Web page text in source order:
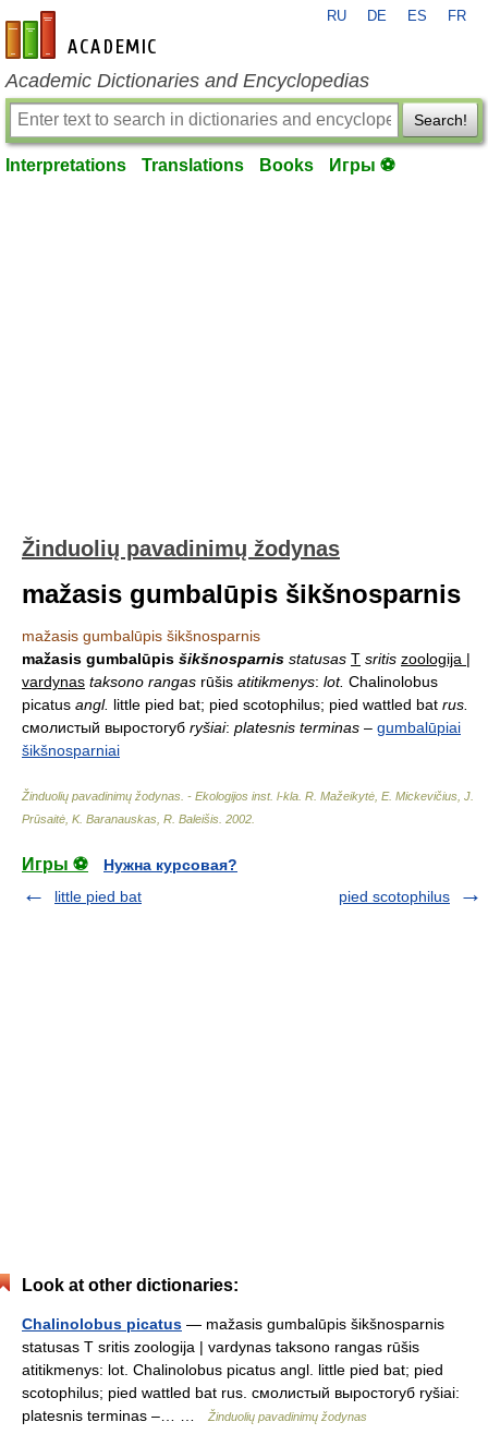
en-academic.com
RU DE ES FR
Academic Dictionaries and Encyclopedias
Search!
Interpretations Translations Books Игры ⚽
Žinduolių pavadinimų žodynas
mažasis gumbalūpis šikšnosparnis
mažasis gumbalūpis šikšnosparnis
mažasis gumbalūpis šikšnosparnis statusas T sritis zoologija |
vardynas taksono rangas rūšis atitikmenys: lot. Chalinolobus
picatus angl. little pied bat; pied scotophilus; pied wattled bat rus.
смолистый выростогуб ryšiai: platesnis terminas – gumbalūpiai
šikšnosparniai
Žinduolių pavadinimų žodynas. - Ekologijos inst. l-kla R. Mažeikytė, E. Mickevičius, J.
Prūsaitė, K. Baranauskas, R. Baleišis 2002
Игры ⚽
Нужна курсовая?
little pied bat
pied scotophilus
Look at other dictionaries:
Chalinolobus picatus — mažasis gumbalūpis šikšnosparnis
statusas T sritis zoologija | vardynas taksono rangas rūšis
atitikmenys: lot. Chalinolobus picatus angl. little pied bat; pied
scotophilus; pied wattled bat rus. смолистый выростогуб ryšiai:
platesnis terminas –… …
Žinduolių pavadinimų žodynas